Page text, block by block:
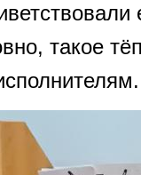
такое